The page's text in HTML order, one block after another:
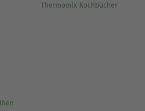
Thermomix Kochbücher